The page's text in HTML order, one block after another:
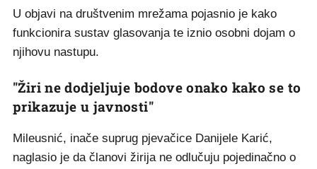
U objavi na društvenim mrežama pojasnio je kako
funkcionira sustav glasovanja te iznio osobni dojam o
njihovu nastupu.
"Žiri ne dodjeljuje bodove onako kako se to
prikazuje u javnosti"
Mileusnić, inače suprug pjevačice Danijele Karić,
naglasio je da članovi žirija ne odlučuju pojedinačno o